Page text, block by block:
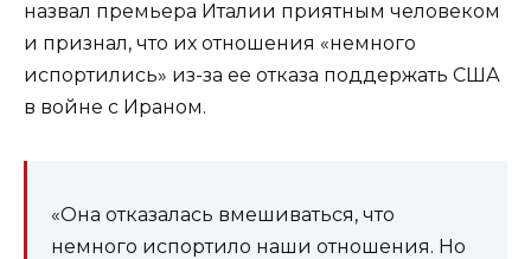
назвал премьера Италии приятным человеком
и признал, что их отношения «немного
испортились» из-за ее отказа поддержать США
в войне с Ираном.
«Она отказалась вмешиваться, что
немного испортило наши отношения. Но